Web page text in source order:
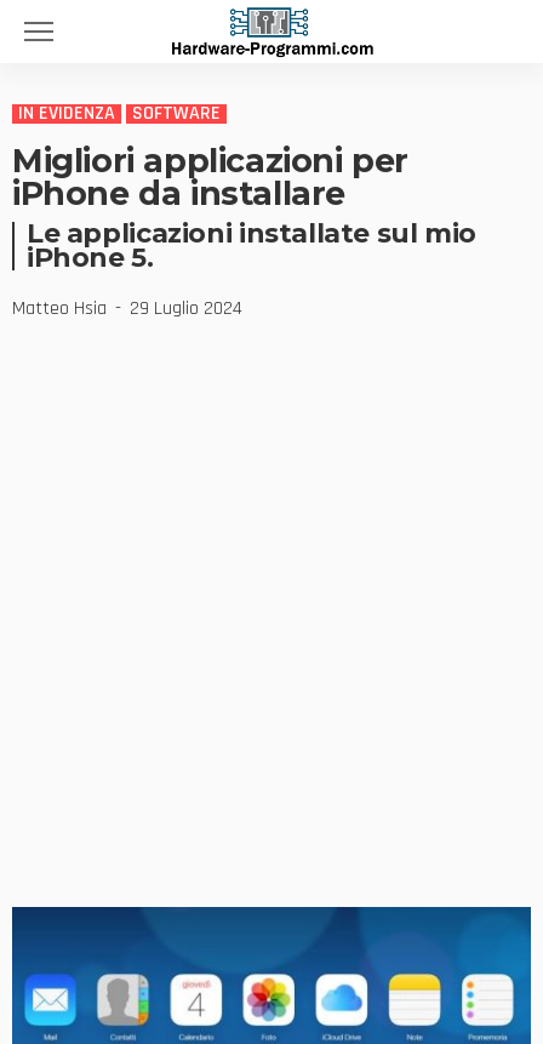
IN EVIDENZA SOFTWARE
Migliori applicazioni per
iPhone da installare
Le applicazioni installate sul mio
iPhone 5.
Matteo Hsia 29 Luglio 2024